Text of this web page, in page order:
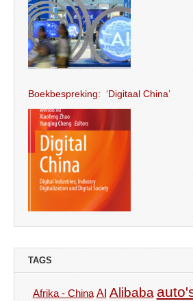
Boekbespreking: ‘Digitaal China’
TAGS
Afrika - China AI Alibaba